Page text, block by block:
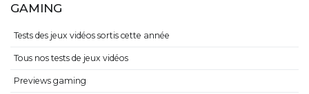
GAMING
Tests des jeux vidéos sortis cette année
Tous nos tests de jeux vidéos
Previews gaming